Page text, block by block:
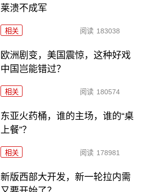
莱溃不成军
相关 阅读 183038
欧洲剧变，美国震惊，这种好戏
中国岂能错过？
相关 阅读 180574
东亚火药桶，谁的主场，谁的“桌
上餐”？
相关 阅读 178981
新版西部大开发，新一轮拉内需